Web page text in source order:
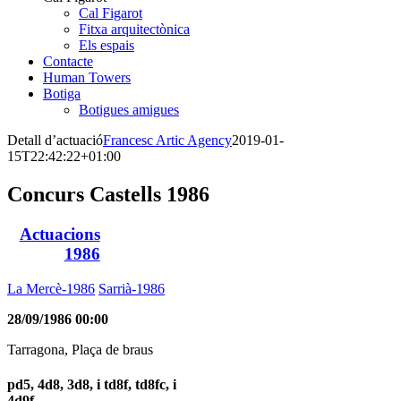
Cal Figarot
Fitxa arquitectònica
Els espais
Contacte
Human Towers
Botiga
Botigues amigues
Detall d’actuacióFrancesc Artic Agency2019-01-
15T22:42:22+01:00
Concurs Castells 1986
Actuacions
1986
La Mercè-1986 Sarrià-1986
28/09/1986 00:00
Tarragona, Plaça de braus
pd5, 4d8, 3d8, i td8f, td8fc, i